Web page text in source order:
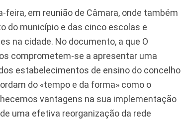
em reunião de Câmara, onde também
do município e das cinco escolas e
na cidade. No documento, a que O
comprometem-se a apresentar uma
estabelecimentos de ensino do concelho
do «tempo e da forma» como o
vantagens na sua implementação
uma efetiva reorganização da rede